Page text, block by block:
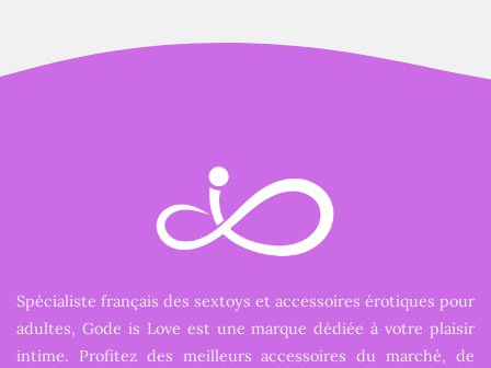
Spécialiste français des sextoys et accessoires érotiques pour
adultes, Gode is Love est une marque dédiée à votre plaisir
intime. Profitez des meilleurs accessoires du marché, de